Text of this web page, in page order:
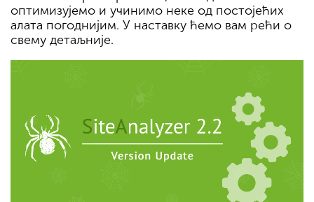
оптимизујемо и учинимо неке од постојећих
алата погоднијим. У наставку ћемо вам рећи о
свему детаљније.